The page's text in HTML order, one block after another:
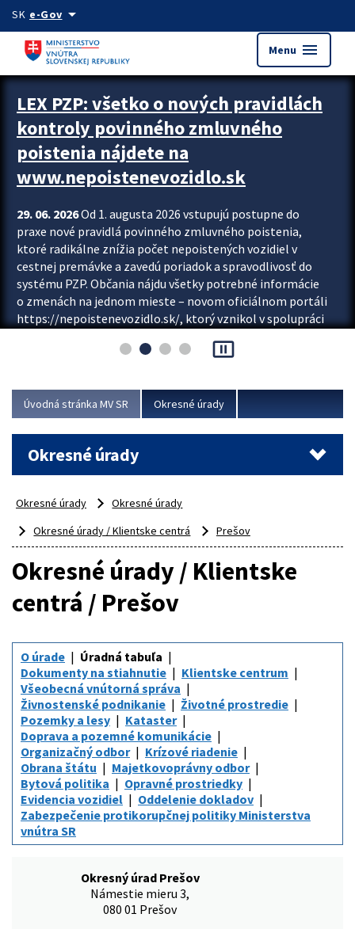
Preskocit na hlavný obsah
SK e-Govarrow_drop_down
Menu menu
Zastavit automatický posun upútavok
LEX PZP: všetko o nových pravidlách
kontroly povinného zmluvného
poistenia nájdete na
www.nepoistenevozidlo.sk
29. 06. 2026Od 1. augusta 2026 vstupujú postupne do
praxe nové pravidlá povinného zmluvného poistenia,
ktoré radikálne znížia počet nepoistených vozidiel v
cestnej premávke a zavedú poriadok a spravodlivosť do
systému PZP. Občania nájdu všetky potrebné informácie
o zmenách na jednom mieste – novom oficiálnom portáli
https://nepoistenevozidlo.sk/, ktorý vznikol v spolupráci
asociácie poisťovní (SLASPO) a Ministerstva vnútra SR.
Viac
pause_presentation
Úvodná stránka MV SR Okresné úrady
Okresné úrady
Okresné úrady
Okresné úrady
Okresné úrady / Klientske centrá
Prešov
Okresné úrady / Klientske
centrá / Prešov
O úrade
Úradná tabuľa
Dokumenty na stiahnutie
Klientske centrum
Všeobecná vnútorná správa
Živnostenské podnikanie
Životné prostredie
Pozemky a lesy
Kataster
Doprava a pozemné komunikácie
Organizačný odbor
Krízové riadenie
Obrana štátu
Majetkovoprávny odbor
Bytová politika
Opravné prostriedky
Evidencia vozidiel
Oddelenie dokladov
Zabezpečenie protikorupčnej politiky Ministerstva
vnútra SR
Okresný úrad Prešov
Námestie mieru 3,
080 01 Prešov